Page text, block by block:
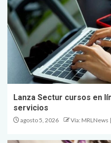
Lanza Sectur cursos en
servicios
agosto 5, 2026 Vía: MRLNews